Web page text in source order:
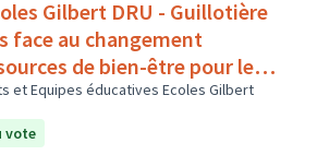
Gilbert DRU - Guillotière
face au changement
de bien-être pour les
7et Equipes éducatives Ecoles Gilbert
vote